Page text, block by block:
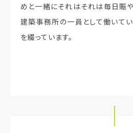
めと一緒にそれはそれは毎日賑
建築事務所の一員として働いて
を綴っています。